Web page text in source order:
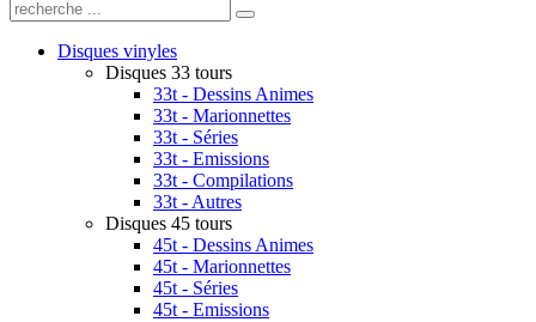
Disques vinyles
Disques 33 tours
33t - Dessins Animes
33t - Marionnettes
33t - Séries
33t - Emissions
33t - Compilations
33t - Autres
Disques 45 tours
45t - Dessins Animes
45t - Marionnettes
45t - Séries
45t - Emissions